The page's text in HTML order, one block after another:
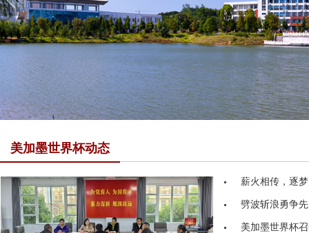
美加墨世界杯动态
薪火相传，逐
劈波斩浪勇争
美加墨世界杯